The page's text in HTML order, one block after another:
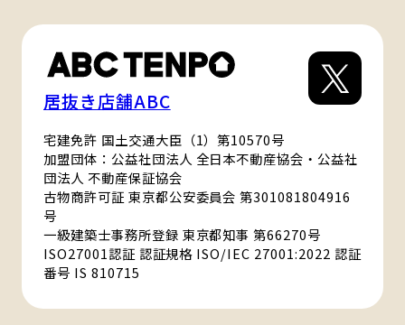
居抜き店舗ABC
宅建免許 国土交通大臣（1）第10570号
加盟団体：公益社団法人 全日本不動産協会・公益社
団法人 不動産保証協会
古物商許可証 東京都公安委員会 第301081804916
号
一級建築士事務所登録 東京都知事 第66270号
ISO27001認証 認証規格 ISO/IEC 27001:2022 認証
番号 IS 810715